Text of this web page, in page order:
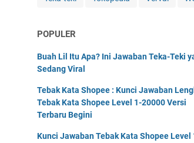
POPULER
Buah Lil Itu Apa? Ini Jawaban Teka-Teki
Sedang Viral
Tebak Kata Shopee : Kunci Jawaban
Tebak Kata Shopee Level 1-20000 Versi
Terbaru Begini
Kunci Jawaban Tebak Kata Shopee Level